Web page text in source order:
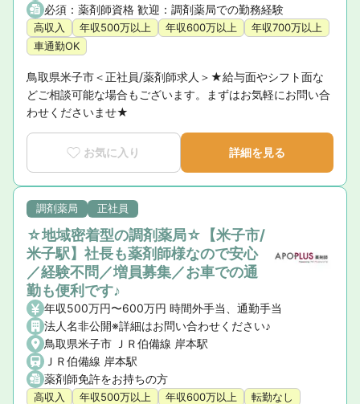
必須：薬剤師資格 歓迎：調剤薬局での勤務経験
高収入 年収500万以上 年収600万以上
年収700万以上
車通勤OK
鳥取県米子市＜正社員/薬剤師求人＞★給与面やシフト面な
どご相談可能な場合もございます。まずはお気軽にお問い合
わせくださいませ★
お気に入り 詳細を見る
調剤薬局 正社員
☆地域密着型の調剤薬局☆【米子市/
米子駅】社長も薬剤師様なので安心
／経験不問／増員募集／お車での通
勤も便利です♪
年収500万円〜600万円 時間外手当、通勤手当
法人名非公開※詳細はお問い合わせください♪
鳥取県米子市 ＪＲ伯備線 岸本駅
ＪＲ伯備線 岸本駅
薬剤師免許をお持ちの方
高収入 年収500万以上 年収600万以上
転勤なし